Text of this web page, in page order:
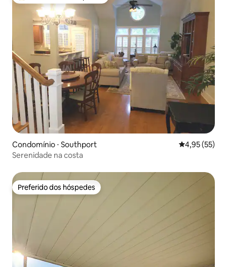
Condomínio ⋅ Southport 4,95 de uma
4,95 (55)
Serenidade na costa
Preferido dos hóspedes
Preferido dos hóspedes